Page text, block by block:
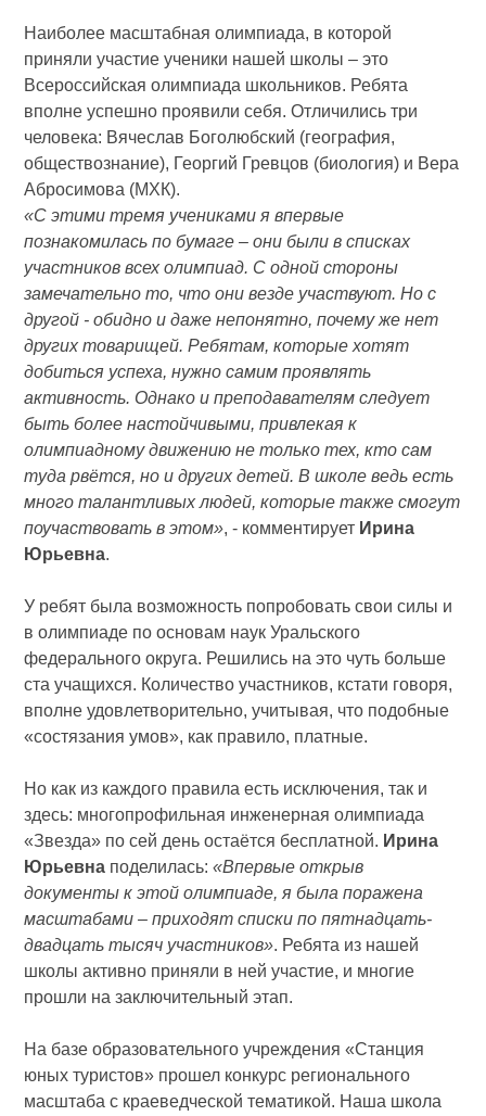
Наиболее масштабная олимпиада, в которой
приняли участие ученики нашей школы – это
Всероссийская олимпиада школьников. Ребята
вполне успешно проявили себя. Отличились три
человека: Вячеслав Боголюбский (география,
обществознание), Георгий Гревцов (биология) и Вера
Абросимова (МХК).
«С этими тремя учениками я впервые
познакомилась по бумаге – они были в списках
участников всех олимпиад. С одной стороны
замечательно то, что они везде участвуют. Но с
другой - обидно и даже непонятно, почему же нет
других товарищей. Ребятам, которые хотят
добиться успеха, нужно самим проявлять
активность. Однако и преподавателям следует
быть более настойчивыми, привлекая к
олимпиадному движению не только тех, кто сам
туда рвётся, но и других детей. В школе ведь есть
много талантливых людей, которые также смогут
поучаствовать в этом», - комментирует Ирина
Юрьевна.
У ребят была возможность попробовать свои силы и
в олимпиаде по основам наук Уральского
федерального округа. Решились на это чуть больше
ста учащихся. Количество участников, кстати говоря,
вполне удовлетворительно, учитывая, что подобные
«состязания умов», как правило, платные.
Но как из каждого правила есть исключения, так и
здесь: многопрофильная инженерная олимпиада
«Звезда» по сей день остаётся бесплатной. Ирина
Юрьевна поделилась:«Впервые открыв
документы к этой олимпиаде, я была поражена
масштабами – приходят списки по пятнадцать-
двадцать тысяч участников». Ребята из нашей
школы активно приняли в ней участие, и многие
прошли на заключительный этап.
На базе образовательного учреждения «Станция
юных туристов» прошел конкурс регионального
масштаба с краеведческой тематикой. Наша школа